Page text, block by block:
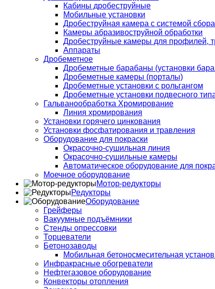
Кабины дробеструйные
Мобильные установки
Дробеструйная камера с системой
Камеры абразивоструйной обработки
Дробеструйные камеры для профилей,
Аппараты
Дробеметное
Дробеметные барабаны (установки
Дробеметные камеры (порталы)
Дробеметные установки с рольгангом
Дробеметные установки подвесного
Гальванообработка Хромирование
Линия хромирования
Установки горячего цинкования
Установки фосфатирования и травления
Оборудование для покраски
Окрасочно-сушильная линия
Окрасочно-сушильные камеры
Автоматическое оборудование для
Моечное оборудование
Мотор-редукторы
Редукторы
Оборудование
Грейферы
Вакуумные подъёмники
Стенды опрессовки
Торцеватели
Бетонозаводы
Мобильная бетоносмесительная
Инфракрасные обогреватели
Нефтегазовое оборудование
Конвекторы отопления